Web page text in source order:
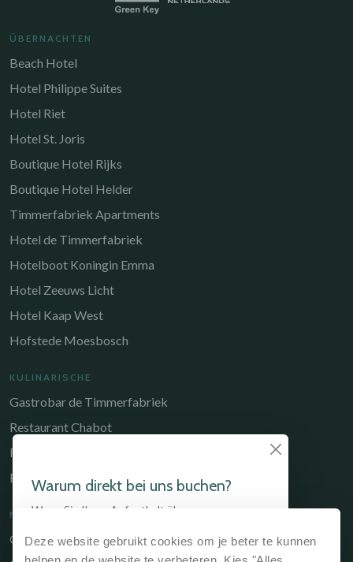
Deze website gebruikt cookies om je beter te kunnen
Warum direkt bei uns buchen?
Wenn Sie Ihren Aufenthalt über unsere
direkt an der Rezeption buchen, ist das immer
der günstigste Weg. Wir garantieren den
ÜBERNACHTEN
Beach Hotel
Hotel Philippe Suites
Hotel Riet
Hotel St. Joris
Boutique Hotel Rijks
Boutique Hotel Helder
Timmerfabriek Apartments
Hotel de Timmerfabriek
Hotelboot Koningin Emma
Hotel Zeeuws Licht
Hotel Kaap West
Hofstede Moesbosch
KULINARISCHE
Gastrobar de Timmerfabriek
Restaurant Chabot
Restaurant Catch
Brasserie de Walvis
NÜTZLICHE LINKS
Owners Portal